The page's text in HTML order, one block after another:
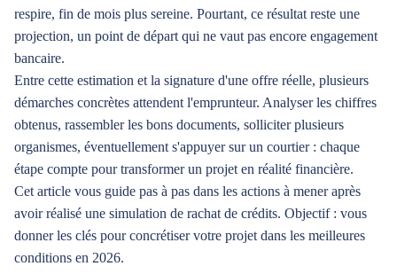
FAQ
Sur le même sujet
respire, fin de mois plus sereine. Pourtant, ce résultat reste une
projection, un point de départ qui ne vaut pas encore engagement
bancaire.
Entre cette estimation et la signature d'une offre réelle, plusieurs
démarches concrètes attendent l'emprunteur. Analyser les chiffres
obtenus, rassembler les bons documents, solliciter plusieurs
organismes, éventuellement s'appuyer sur un courtier : chaque
étape compte pour transformer un projet en réalité financière.
Cet article vous guide pas à pas dans les actions à mener après
avoir réalisé une simulation de rachat de crédits. Objectif : vous
donner les clés pour concrétiser votre projet dans les meilleures
conditions en 2026.